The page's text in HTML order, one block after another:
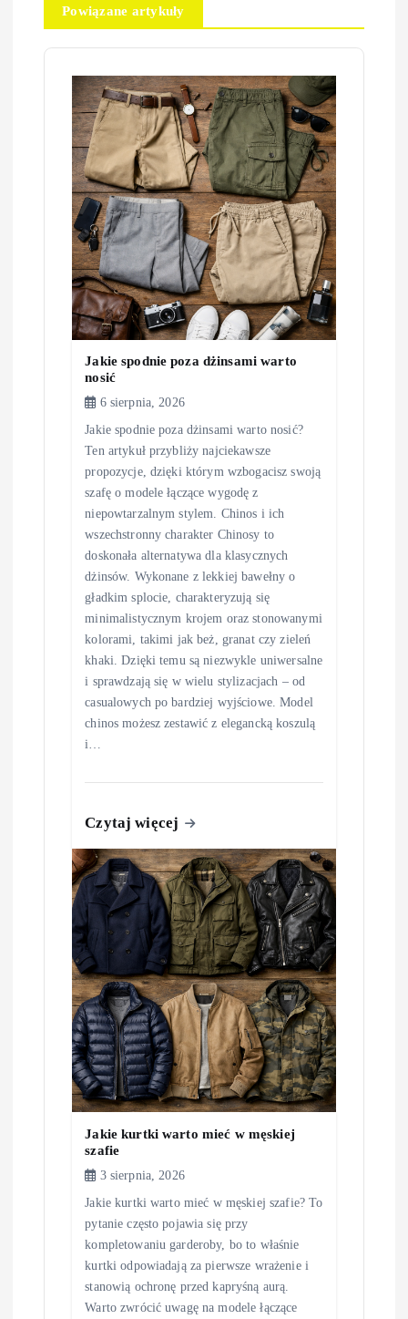
c
Powiązane artykuły
Jakie spodnie poza dżinsami warto
nosić
6 sierpnia, 2026
Jakie spodnie poza dżinsami warto nosić?
Ten artykuł przybliży najciekawsze
propozycje, dzięki którym wzbogacisz swoją
szafę o modele łączące wygodę z
niepowtarzalnym stylem. Chinos i ich
wszechstronny charakter Chinosy to
doskonała alternatywa dla klasycznych
dżinsów. Wykonane z lekkiej bawełny o
gładkim splocie, charakteryzują się
minimalistycznym krojem oraz stonowanymi
kolorami, takimi jak beż, granat czy zieleń
khaki. Dzięki temu są niezwykle uniwersalne
i sprawdzają się w wielu stylizacjach – od
casualowych po bardziej wyjściowe. Model
chinos możesz zestawić z elegancką koszulą
i…
Czytaj więcej
Jakie kurtki warto mieć w męskiej
szafie
3 sierpnia, 2026
Jakie kurtki warto mieć w męskiej szafie? To
pytanie często pojawia się przy
kompletowaniu garderoby, bo to właśnie
kurtki odpowiadają za pierwsze wrażenie i
stanowią ochronę przed kapryśną aurą.
Warto zwrócić uwagę na modele łączące